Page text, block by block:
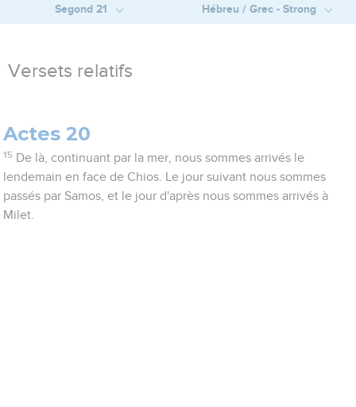
Segond 21 Hébreu / Grec - Strong
Versets relatifs
Actes 20
15 De là, continuant par la mer, nous sommes arrivés le
lendemain en face de Chios. Le jour suivant nous sommes
passés par Samos, et le jour d'après nous sommes arrivés à
Milet.